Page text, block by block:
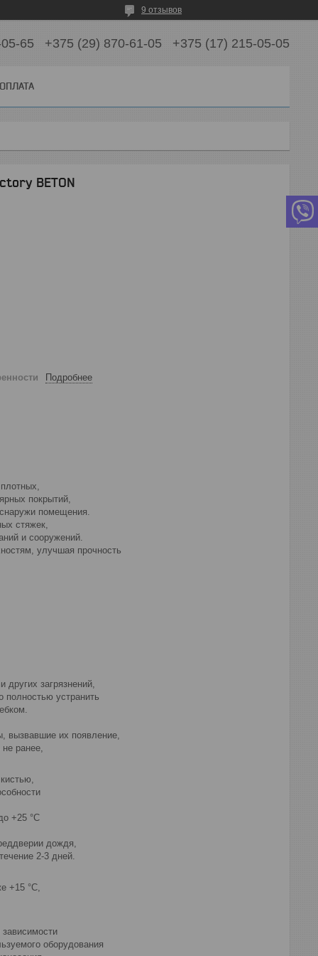
9 отзывов
65 +375 (29) 870-61-05 +375 (17) 215-05-05
BETON
Подробнее
покрытий,
помещения.
стяжек,
и сооружений.
улучшая прочность
загрязнений,
устранить
вызвавшие их появление,
ранее,
+25 °С
дождя,
2-3 дней.
+15 °С,
оборудования